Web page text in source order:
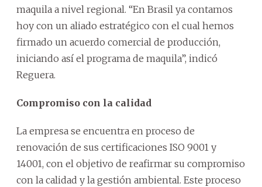
maquila a nivel regional. “En Brasil ya contamos
hoy con un aliado estratégico con el cual hemos
firmado un acuerdo comercial de producción,
iniciando así el programa de maquila”, indicó
Reguera.
Compromiso con la calidad
La empresa se encuentra en proceso de
renovación de sus certificaciones ISO 9001 y
14001, con el objetivo de reafirmar su compromiso
con la calidad y la gestión ambiental. Este proceso